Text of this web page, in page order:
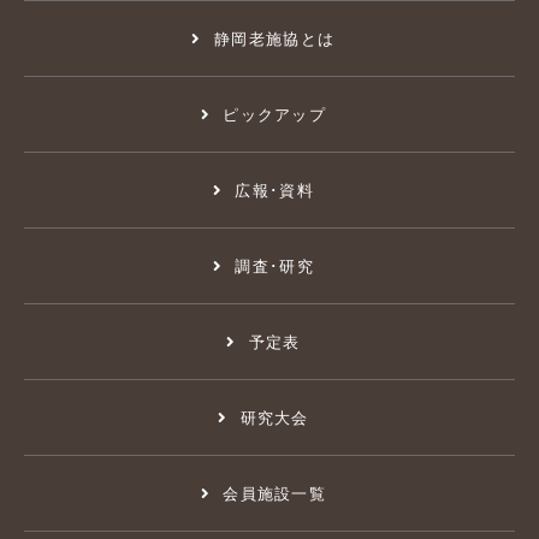
静岡老施協とは
ピックアップ
広報･資料
調査･研究
予定表
研究大会
会員施設一覧